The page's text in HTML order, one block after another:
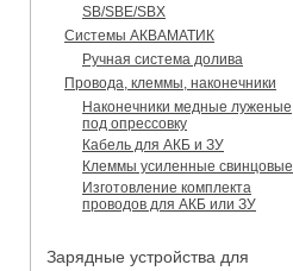
SB/SBE/SBX
Системы АКВАМАТИК
Ручная система долива
Провода, клеммы, наконечники
Наконечники медные луженые
под опрессовку
Кабель для АКБ и ЗУ
Клеммы усиленные свинцовые
Изготовление комплекта
проводов для АКБ или ЗУ
Зарядные устройства для